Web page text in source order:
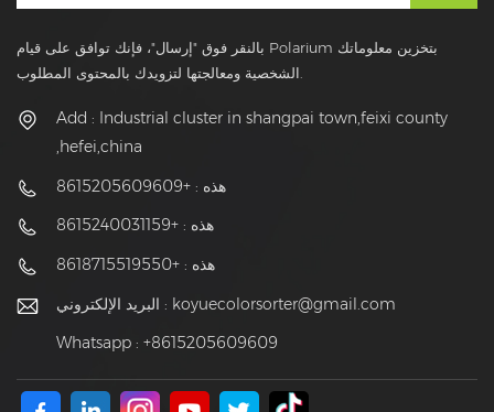
بالنقر فوق "إرسال"، فإنك توافق على قيام Polarium بتخزين معلوماتك
الشخصية ومعالجتها لتزويدك بالمحتوى المطلوب.
Add : Industrial cluster in shangpai town,feixi county
,hefei,china
هذه : +8615205609609
هذه : +8615240031159
هذه : +8618715519550
البريد الإلكتروني : koyuecolorsorter@gmail.com
Whatsapp : +8615205609609